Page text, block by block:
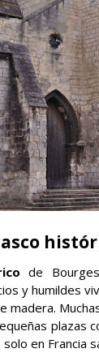
de
y humildes
madera.
plazas
en Francia